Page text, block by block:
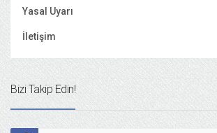
Yasal Uyarı
İletişim
Bizi Takip Edin!